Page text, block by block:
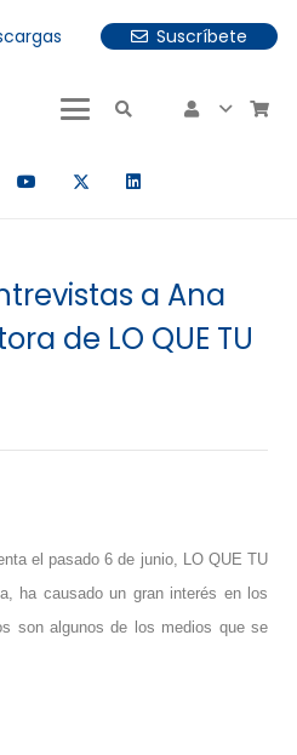
Suscríbete
puedes utilizar las
a Ana
de LO QUE TU
el pasado 6 de junio, LO QUE TU
ha causado un gran interés en los
son algunos de los medios que se